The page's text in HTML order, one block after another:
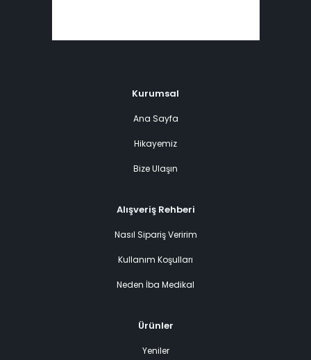
Kurumsal
Ana Sayfa
Hikayemiz
Bize Ulaşın
Alışveriş Rehberi
Nasıl Sipariş Veririm
Kullanım Koşulları
Neden İba Medikal
Ürünler
Yeniler